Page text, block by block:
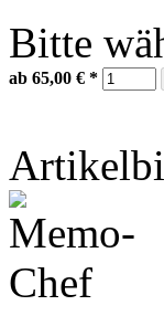
Bitte
ab 65,00 € *